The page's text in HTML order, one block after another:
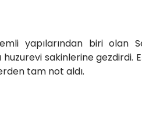
yapılarından biri olan
huzurevi sakinlerine gezdirdi.
tam not aldı.